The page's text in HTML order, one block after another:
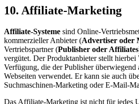
10. Affiliate-Marketing
Affiliate-Systeme sind Online-
kommerzieller Anbieter (Advertiser oder
Vertriebspartner (Publisher oder Affiliates
vergütet. Der Produktanbieter stellt hierbei
Verfügung, die der Publisher überwiegend
Webseiten verwendet. Er kann sie auch
Suchmaschinen-Marketing oder E-Mail-
Das Affiliate-Marketing ist nicht für jedes